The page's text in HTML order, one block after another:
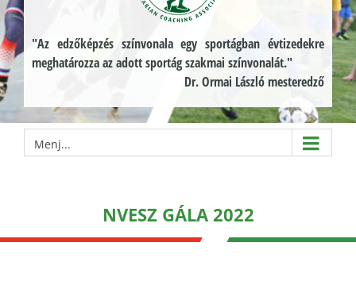
"Az edzőképzés színvonala egy sportágban évtizedekre
meghatározza az adott sportág szakmai színvonalát."
Dr. Ormai László mesteredző
Menj...
NVESZ GÁLA 2022